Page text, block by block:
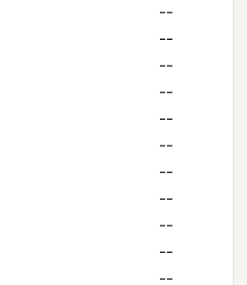
--
--
--
--
--
--
--
--
--
--
--